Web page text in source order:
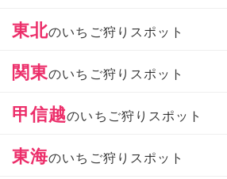
東北のいちご狩りスポット
関東のいちご狩りスポット
甲信越のいちご狩りスポット
東海のいちご狩りスポット